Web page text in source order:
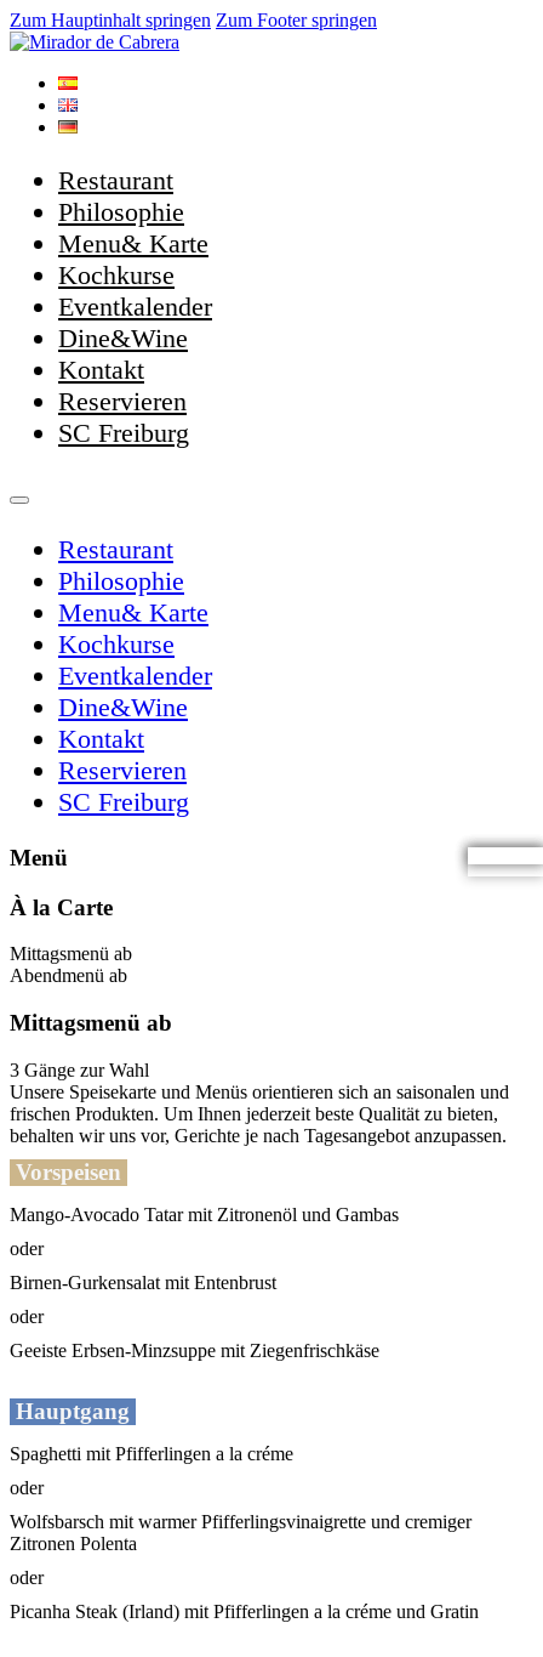
Zum Hauptinhalt springen Zum Footer springen
Restaurant
Philosophie
Menu& Karte
Kochkurse
Eventkalender
Dine&Wine
Kontakt
Reservieren
SC Freiburg
Restaurant
Philosophie
Menu& Karte
Kochkurse
Eventkalender
Dine&Wine
Kontakt
Reservieren
SC Freiburg
Menü
À la Carte
Mittagsmenü ab
Abendmenü ab
Mittagsmenü ab
3 Gänge zur Wahl
Unsere Speisekarte und Menüs orientieren sich an saisonalen und
frischen Produkten. Um Ihnen jederzeit beste Qualität zu bieten,
behalten wir uns vor, Gerichte je nach Tagesangebot anzupassen.
Vorspeisen
Mango-Avocado Tatar mit Zitronenöl und Gambas
oder
Birnen-Gurkensalat mit Entenbrust
oder
Geeiste Erbsen-Minzsuppe mit Ziegenfrischkäse
Hauptgang
Spaghetti mit Pfifferlingen a la créme
oder
Wolfsbarsch mit warmer Pfifferlingsvinaigrette und cremiger
Zitronen Polenta
oder
Picanha Steak (Irland) mit Pfifferlingen a la créme und Gratin